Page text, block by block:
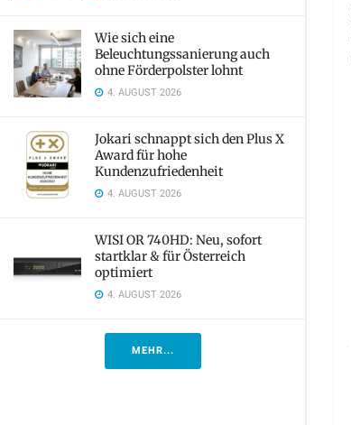
Wie sich eine
Beleuchtungssanierung auch
ohne Förderpolster lohnt
4. AUGUST 2026
Jokari schnappt sich den Plus X
Award für hohe
Kundenzufriedenheit
4. AUGUST 2026
WISI OR 740HD: Neu, sofort
startklar & für Österreich
optimiert
4. AUGUST 2026
MEHR...